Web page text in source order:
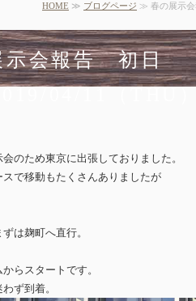
HOME ≫ ブログページ ≫ 春の展
展示会報告
のため東京に出張しておりました。
で移動もたくさんありましたが
は麹町へ直行。
らスタートです。
ず到着。